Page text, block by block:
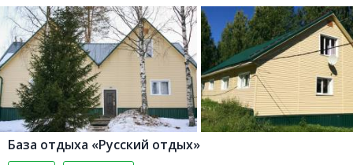
База отдыха «Русский отдых»